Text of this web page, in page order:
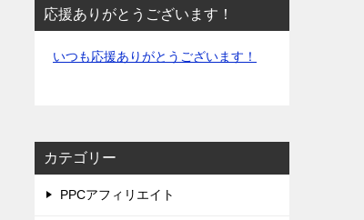
応援ありがとうございます！
いつも応援ありがとうございます！
カテゴリー
PPCアフィリエイト